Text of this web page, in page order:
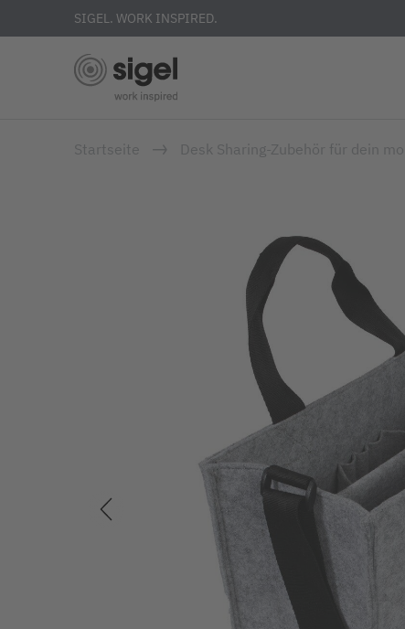
SIGEL. WORK INSPIRED.
Startseite Desk Sharing-Zubehör für dein